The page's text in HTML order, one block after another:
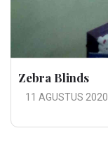
Zebra Blinds
11 AGUSTUS 2020